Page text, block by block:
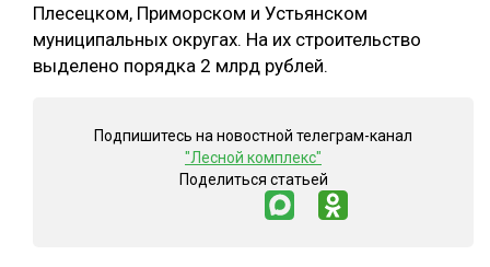
Плесецком, Приморском и Устьянском
муниципальных округах. На их строительство
выделено порядка 2 млрд рублей.
Подпишитесь на новостной телеграм-канал
"Лесной комплекс"
Поделиться статьей